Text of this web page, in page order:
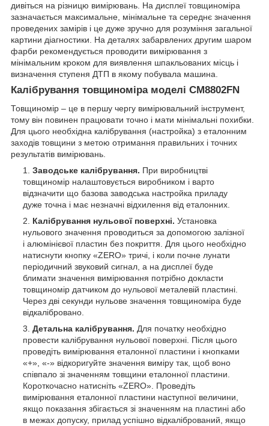
дивіться на різницю вимірювань. На дисплеї товщиноміра
зазначається максимальне, мінімальне та середнє значення
проведених замірів і це дуже зручно для розуміння загальної
картини діагностики. На деталях забарвлених другим шаром
фарби рекомендується проводити вимірювання з
мінімальним кроком для виявлення шпакльованих місць і
визначення ступеня ДТП в якому побувала машина.
Калібрування товщиноміра моделі CM8802FN
Товщиномір – це в першу чергу вимірювальний інструмент,
тому він повинен працювати точно і мати мінімальні похибки.
Для цього необхідна калібрування (настройка) з еталонним
заходів товщини з метою отримання правильних і точних
результатів вимірювань.
Заводське калібрування. При виробництві
товщиномір налаштовується виробником і варто
відзначити що базова заводська настройка приладу
дуже точна і має незначні відхилення від еталонних.
Калібрування нульової поверхні. Установка
нульового значення проводиться за допомогою залізної
і алюмінієвої пластин без покриття. Для цього необхідно
натиснути кнопку «ZERO» тричі, і коли почне лунати
періодичний звуковий сигнал, а на дисплеї буде
блимати значення вимірювання потрібно докласти
товщиномір датчиком до нульової металевій пластині.
Через дві секунди нульове значення товщиноміра буде
відкалібровано.
Детальна калібрування. Для початку необхідно
провести калібрування нульової поверхні. Після цього
проведіть вимірювання еталонної пластини і кнопками
«+», «-» відкоригуйте значення виміру так, щоб воно
співпало зі значенням товщини еталонної пластини.
Короткочасно натисніть «ZERO». Проведіть
вимірювання еталонної пластини наступної величини,
якщо показання збігається зі значенням на пластині або
в межах допуску, прилад успішно відкалібрований, якщо